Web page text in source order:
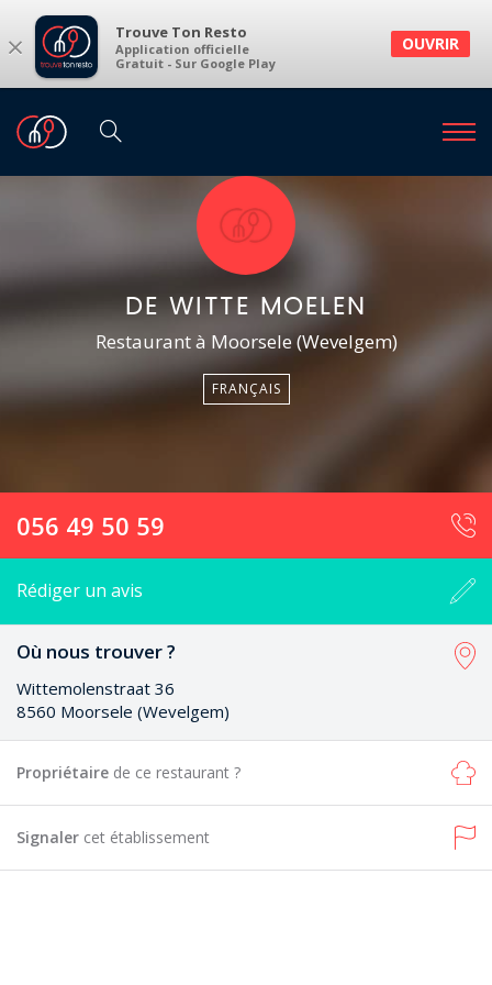
× Trouve Ton Resto
Application officielle
Gratuit - Sur Google Play
OUVRIR
DE WITTE MOELEN
Restaurant à Moorsele (Wevelgem)
FRANÇAIS
056 49 50 59
Rédiger un avis
Où nous trouver ?
Wittemolenstraat 36
8560 Moorsele (Wevelgem)
Propriétaire de ce restaurant ?
Signaler cet établissement